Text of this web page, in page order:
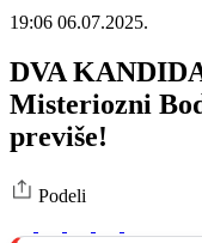
19:06 06.07.2025.
DVA
Misteriozni
previše!
Podeli